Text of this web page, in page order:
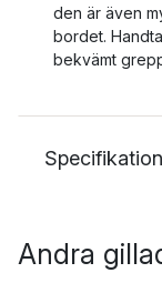
den är även
bordet.
bekvämt
Specifikation
Andra